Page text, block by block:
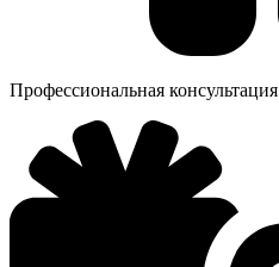
Профессиональная консультация